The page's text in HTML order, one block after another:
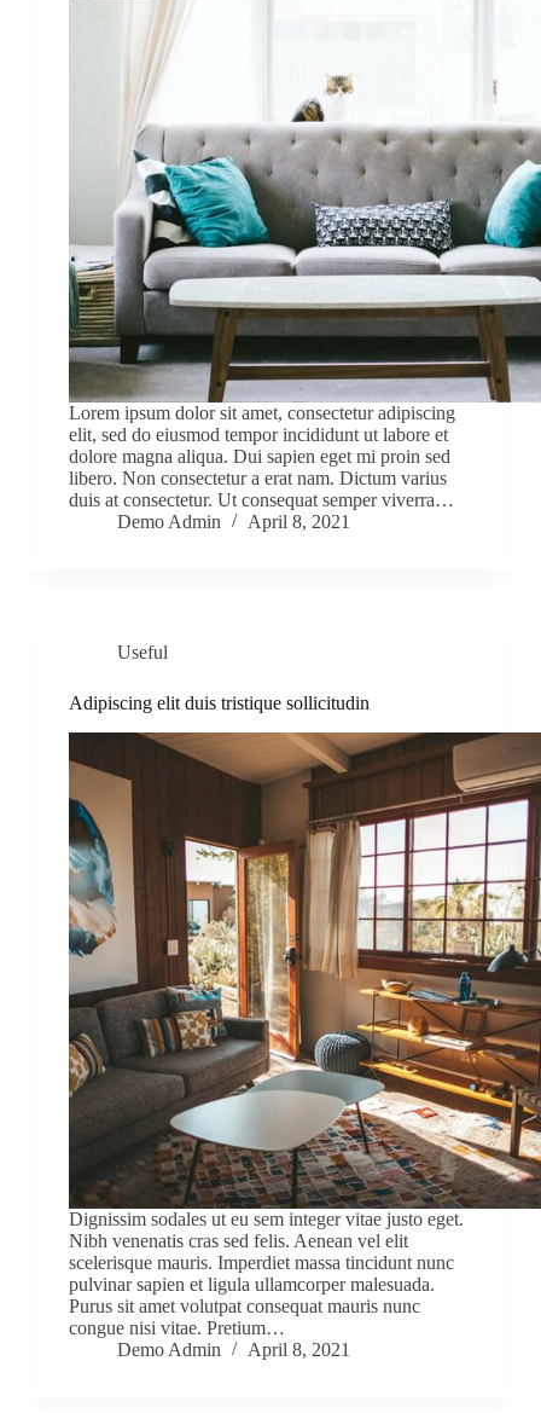
Lorem ipsum dolor sit amet, consectetur adipiscing
elit, sed do eiusmod tempor incididunt ut labore et
dolore magna aliqua. Dui sapien eget mi proin sed
libero. Non consectetur a erat nam. Dictum varius
duis at consectetur. Ut consequat semper viverra…
Demo Admin
April 8, 2021
Useful
Adipiscing elit duis tristique sollicitudin
Dignissim sodales ut eu sem integer vitae justo eget.
Nibh venenatis cras sed felis. Aenean vel elit
scelerisque mauris. Imperdiet massa tincidunt nunc
pulvinar sapien et ligula ullamcorper malesuada.
Purus sit amet volutpat consequat mauris nunc
congue nisi vitae. Pretium…
Demo Admin
April 8, 2021